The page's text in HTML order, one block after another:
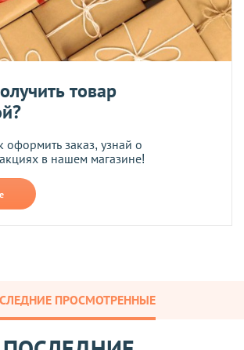
товар
оформить заказ, узнай о
в нашем магазине!
ПРОСМОТРЕННЫЕ